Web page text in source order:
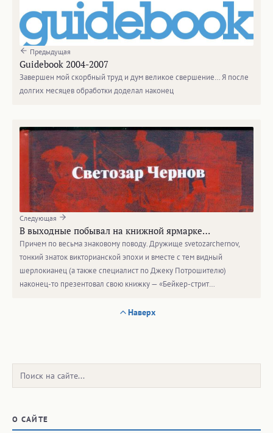
Предыдущая
Guidebook 2004-2007
Завершен мой скорбный труд и дум великое свершение… Я после
долгих месяцев обработки доделал наконец
Следующая
В выходные побывал на книжной ярмарке…
Причем по весьма знаковому поводу. Дружище svetozarchernov,
тонкий знаток викторианской эпохи и вместе с тем видный
шерлокианец (а также специалист по Джеку Потрошителю)
наконец-то презентовал свою книжку — «Бейкер-стрит…
Наверх
Поиск:
О САЙТЕ